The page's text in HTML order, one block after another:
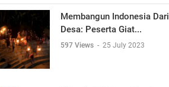
Membangun Indonesia Dari
Desa: Peserta Giat...
597 Views - 25 July 2023